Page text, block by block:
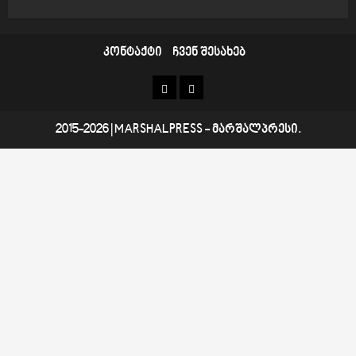
კონტაქტი ჩვენ შესახებ
კონტაქტი
ჩვენ
2015-2026 MARSHALPRESS- მარშალპრესი.